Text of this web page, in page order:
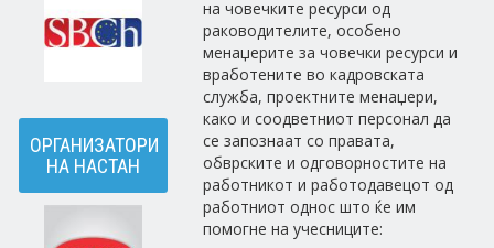
ОРГАНИЗАТОРИ
НА НАСТАН
на човечките ресурси од
раководителите, особено
менаџерите за човечки ресурси и
вработените во кадровската
служба, проектните менаџери,
како и соодветниот персонал да
се запознаат со правата,
обврските и одговорностите на
работникот и работодавецот од
работниот однос што ќе им
помогне на учесниците: